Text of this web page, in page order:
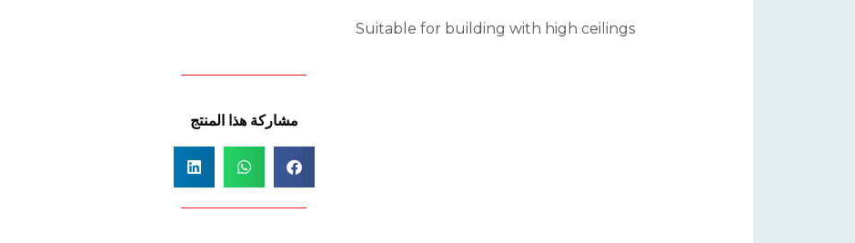
Suitable for building with high ceilings
مشاركة هذا المنتج